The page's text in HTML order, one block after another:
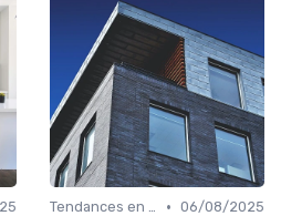
Tendances en Aménagement Domestique • 06/08/2025